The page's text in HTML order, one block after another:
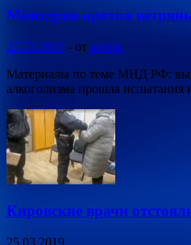
Минздрав против
25.03.2019 - от admin
Материалы по теме МИД РФ:
алкоголизма прошла испытания
Кировские врачи